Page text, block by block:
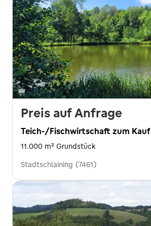
Preis auf Anfrage
Teich-/Fischwirtschaft zum Kauf
11.000 m² Grundstück
Stadtschlaining (7461)